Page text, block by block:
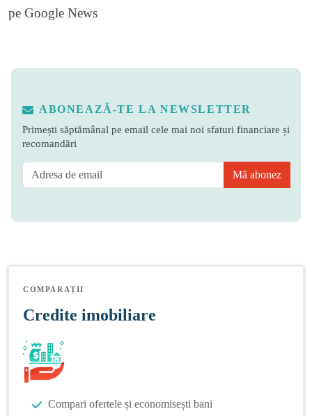
pe Google News
ABONEAZĂ-TE LA NEWSLETTER
Primești săptămânal pe email cele mai noi sfaturi financiare și
recomandări
Mă abonez
COMPARAȚII
Credite imobiliare
Compari ofertele și economisești bani